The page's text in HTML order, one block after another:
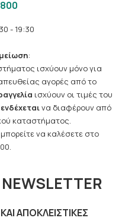
- 19:30
:
ισχύουν μόνο για
αγορές από το
ισχύουν οι τιμές του
ενδέχεταινα διαφέρουν από
καταστήματος.
να καλέσετε στο
ΑΠΟΚΛΕΙΣΤΙΚΈΣ